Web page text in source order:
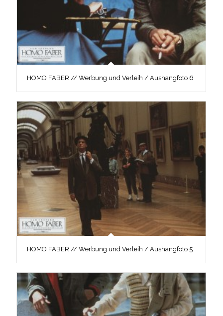
HOMO FABER // Werbung und Verleih / Aushangfoto 6
HOMO FABER // Werbung und Verleih / Aushangfoto 5